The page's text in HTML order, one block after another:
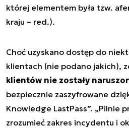
której elementem była tzw.
kraju – red.).
Choć uzyskano dostęp do
klientach (nie podano jakich),
klientów nie zostały
bezpiecznie zaszyfrowane
Knowledge LastPass”. „Pilnie
zrozumieć zakres incydentu i